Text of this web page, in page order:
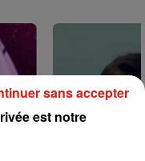
est notre
sans accepter